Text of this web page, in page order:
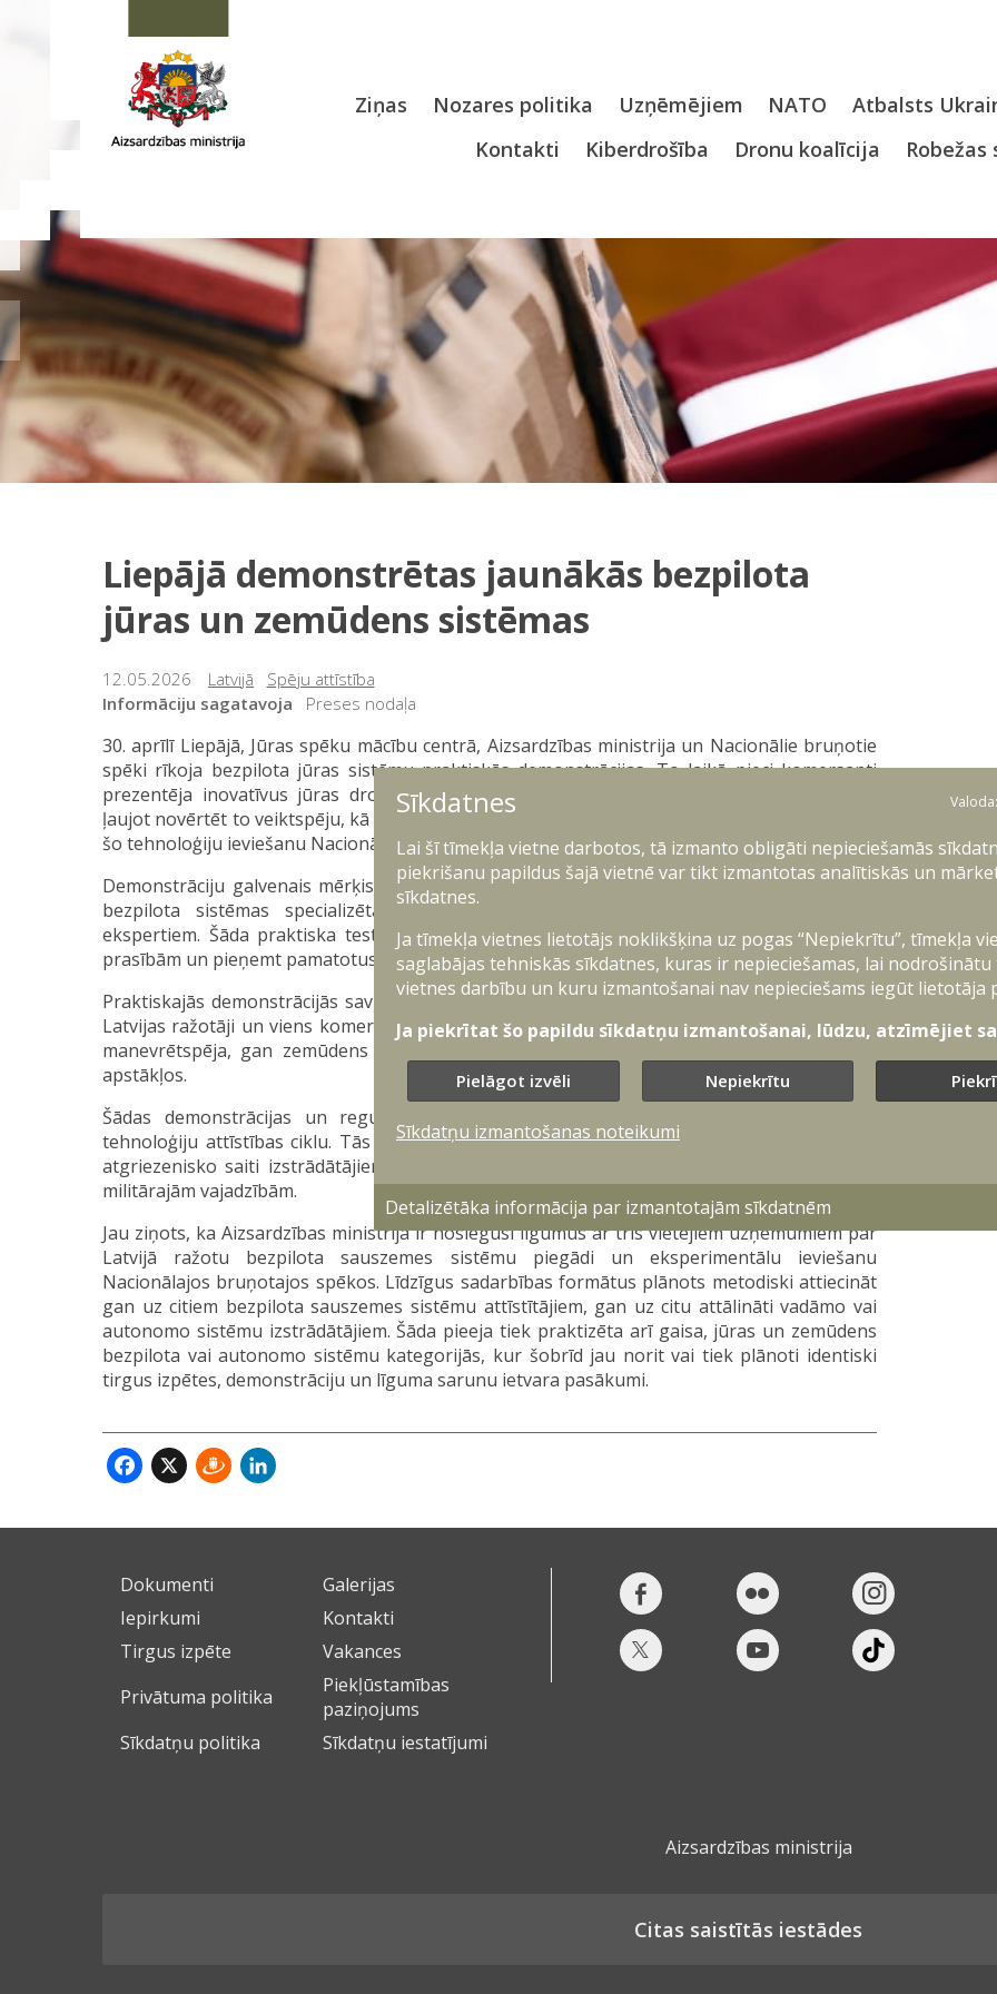
Ziņas Nozares politika Uzņēmējiem NATO Atbalsts
Kontakti
Kiberdrošība Dronu koalīcija
Liepājā demonstrētas jaunākās bezpilota
jūras un zemūdens sistēmas
12.05.2026 Latvijā
Spēju attīstība
Informāciju sagatavoja
Preses nodaļa
30. aprīlī Liepājā, Jūras spēku mācību centrā, Aizsardzības ministrija un Nacionālie bruņotie
spēki rīkoja bezpilota jūras sistēmu praktiskās demonstrācijas. To laikā pieci komersanti
prezentēja inovatīvus jūras dronus, tostarp virsūdens un zemūdens dronu risinājumus,
ļaujot novērtēt to veiktspēju, kā arī identificēt iespējamos uzlabojumus, lai nākotnē veicinātu
šo tehnoloģiju ieviešanu Nacionālajos bruņotajos spēkos.
Demonstrāciju galvenais mērķis bija sniegt komersantiem iespēju testēt savas izstrādātās
bezpilota sistēmas specializētā vidē, ciešā sadarbībā ar Nacionālo bruņoto spēku
ekspertiem. Šāda praktiska testēšana ļauj izvērtēt tehnoloģiju atbilstību operacionālajām
prasībām un pieņemt pamatotus lēmums par to turpmāku integrēšanu bruņotajos spēkos.
Praktiskajās demonstrācijās savus jaunākos risinājumus prezentēja pieci uzņēmumi – četri
Latvijas ražotāji un viens komersants no Zviedrijas. Tika demonstrēta gan virsūdens dronu
manevrētspēja, gan zemūdens sistēmu spēja veikt izpēti un datu ieguvi mainīgos jūras
apstākļos.
Šādas demonstrācijas un regulāra tirgus izpēte nodrošina caurskatāmu un efektīvu
tehnoloģiju attīstības ciklu. Tās ļauj Nacionālo bruņoto spēku speciālistiem sniegt tūlītēju
atgriezenisko saiti izstrādātājiem, savukārt industrijai – pielāgot savus produktus reālām
militārajām vajadzībām.
Jau ziņots, ka Aizsardzības ministrija ir noslēgusi līgumus ar trīs vietējiem uzņēmumiem par
Latvijā ražotu bezpilota sauszemes sistēmu piegādi un eksperimentālu ieviešanu
Nacionālajos bruņotajos spēkos. Līdzīgus sadarbības formātus plānots metodiski attiecināt
gan uz citiem bezpilota sauszemes sistēmu attīstītājiem, gan uz citu attālināti vadāmo vai
autonomo sistēmu izstrādātājiem. Šāda pieeja tiek praktizēta arī gaisa, jūras un zemūdens
bezpilota vai autonomo sistēmu kategorijās, kur šobrīd jau norit vai tiek plānoti identiski
tirgus izpētes, demonstrāciju un līguma sarunu ietvara pasākumi.
Facebook
X Draugiem
Dokumenti
Galerijas
Iepirkumi
Kontakti
Tirgus izpēte
Vakances
Privātuma politika
Piekļūstamības
paziņojums
Sīkdatņu politika
Sīkdatņu iestatījumi
Aizsardzības ministrija
Citas saistītās iestādes
Sīkdatnes Valoda:
Lai šī tīmekļa vietne darbotos, tā izmanto obligāti nepieciešamās
piekrišanu papildus šajā vietnē var tikt izmantotas analītiskās un
sīkdatnes.
Ja tīmekļa vietnes lietotājs noklikšķina uz pogas “Nepiekrītu”, tīmekļa
saglabājas tehniskās sīkdatnes, kuras ir nepieciešamas, lai nodrošinātu
vietnes darbību un kuru izmantošanai nav nepieciešams iegūt lietotāja
Ja piekrītat šo papildu sīkdatņu izmantošanai, lūdzu, atzīmējiet
Pielāgot izvēli Nepiekrītu
Sīkdatņu izmantošanas noteikumi
Detalizētāka informācija par izmantotajām sīkdatnēm